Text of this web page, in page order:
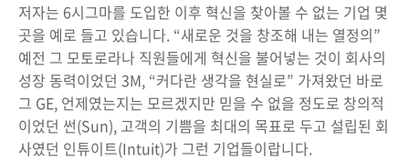
저자는 6시그마를 도입한 이후 혁신을 찾아볼 수 없는 기업 몇
곳을 예로 들고 있습니다. “새로운 것을 창조해 내는 열정의”
예전 그 모토로라나 직원들에게 혁신을 불어넣는 것이 회사의
성장 동력이었던 3M, “커다란 생각을 현실로” 가져왔던 바로
그 GE, 언제였는지는 모르겠지만 믿을 수 없을 정도로 창의적
이었던 썬(Sun), 고객의 기쁨을 최대의 목표로 두고 설립된 회
사였던 인튜이트(Intuit)가 그런 기업들이랍니다.